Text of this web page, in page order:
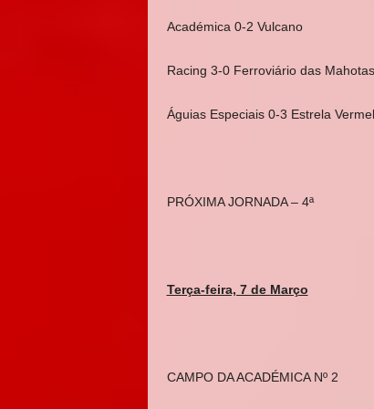
Académica 0-2 Vulcano
Racing 3-0 Ferroviário das Mahotas
Águias Especiais 0-3 Estrela
PRÓXIMA JORNADA – 4ª
Terça-feira, 7 de Março
CAMPO DA ACADÉMICA Nº 2